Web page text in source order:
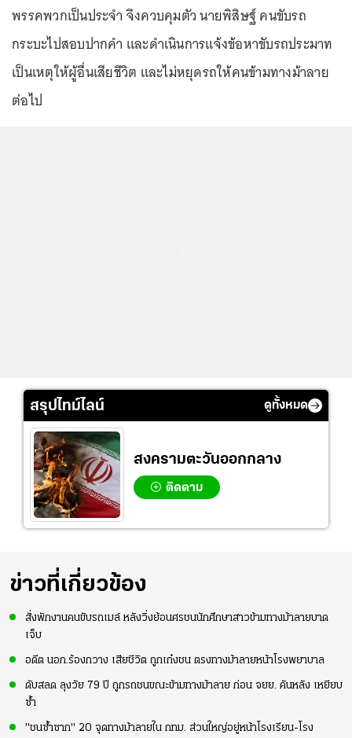
พรรคพวกเป็นประจำ จึงควบคุมตัว นายพิสิษฐ์ คนขับรถ
กระบะไปสอบปากคำ และดำเนินการแจ้งข้อหาขับรถประมาท
เป็นเหตุให้ผู้อื่นเสียชีวิต และไม่หยุดรถให้คนข้ามทางม้าลาย
ต่อไป
สรุปไทม์ไลน์ ดูทั้งหมด
สงครามตะวันออกกลาง
ติดตาม
ข่าวที่เกี่ยวข้อง
สั่งพักงานคนขับรถเมล์ หลังวิ่งย้อนศรชนนักศึกษาสาวข้ามทางม้าลายบาด
เจ็บ
อดีต นอภ.ร้องกวาง เสียชีวิต ถูกเก๋งชน ตรงทางม้าลายหน้าโรงพยาบาล
ดับสลด ลุงวัย 79 ปี ถูกรถชนขณะข้ามทางม้าลาย ก่อน จยย. คันหลัง เหยียบ
ซ้ำ
"ชนซ้ำซาก" 20 จุดทางม้าลายใน กทม. ส่วนใหญ่อยู่หน้าโรงเรียน-โรง